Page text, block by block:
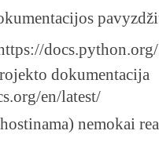
dokumentacija
en/latest/
nemokai